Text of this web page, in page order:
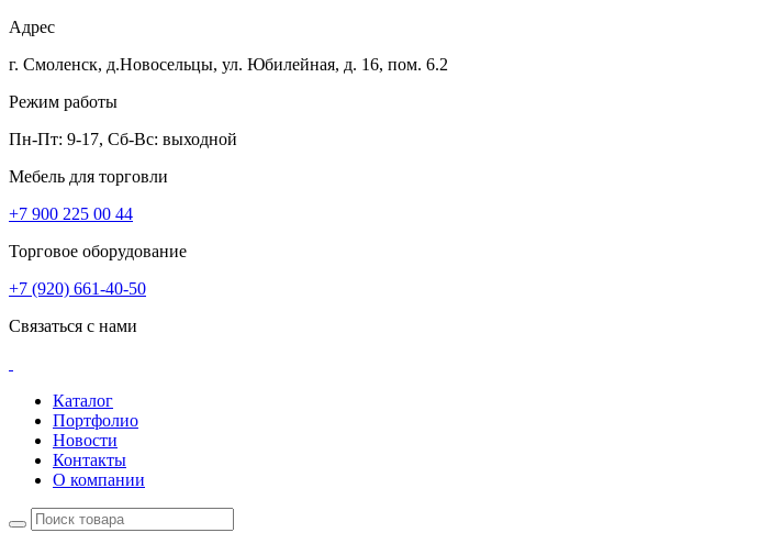
Адрес
г. Смоленск, д.Новосельцы, ул. Юбилейная, д. 16, пом. 6.2
Режим работы
Пн-Пт: 9-17, Сб-Вс: выходной
Мебель для торговли
+7 900 225 00 44
Торговое оборудование
+7 (920) 661-40-50
Связаться с нами
Каталог
Портфолио
Новости
Контакты
О компании